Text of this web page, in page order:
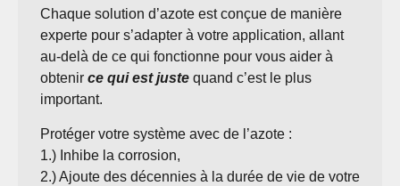
Chaque solution d’azote est conçue de manière
experte pour s’adapter à votre application, allant
au-delà de ce qui fonctionne pour vous aider à
obtenir ce qui est juste quand c’est le plus
important.
Protéger votre système avec de l’azote :
1.) Inhibe la corrosion,
2.) Ajoute des décennies à la durée de vie de votre